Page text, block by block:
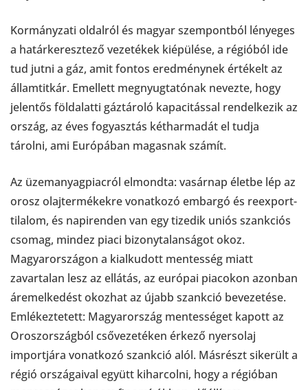
Kormányzati oldalról és magyar szempontból lényeges
a határkeresztező vezetékek kiépülése, a régióból ide
tud jutni a gáz, amit fontos eredménynek értékelt az
államtitkár. Emellett megnyugtatónak nevezte, hogy
jelentős földalatti gáztároló kapacitással rendelkezik az
ország, az éves fogyasztás kétharmadát el tudja
tárolni, ami Európában magasnak számít.
Az üzemanyagpiacról elmondta: vasárnap életbe lép az
orosz olajtermékekre vonatkozó embargó és reexport-
tilalom, és napirenden van egy tizedik uniós szankciós
csomag, mindez piaci bizonytalanságot okoz.
Magyarországon a kialkudott mentesség miatt
zavartalan lesz az ellátás, az európai piacokon azonban
áremelkedést okozhat az újabb szankció bevezetése.
Emlékeztetett: Magyarország mentességet kapott az
Oroszországból csővezetéken érkező nyersolaj
importjára vonatkozó szankció alól. Másrészt sikerült a
régió országaival együtt kiharcolni, hogy a régióban